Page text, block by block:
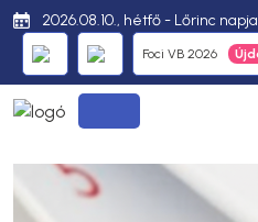
2026.08.10., hétfő - Lőrinc napja
Foci VB 2026